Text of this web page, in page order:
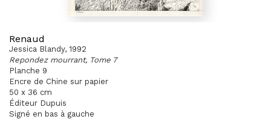
Renaud
Jessica Blandy, 1992
Repondez mourrant, Tome 7
Planche 9
Encre de Chine sur papier
50 x 36 cm
Éditeur Dupuis
Signé en bas à gauche